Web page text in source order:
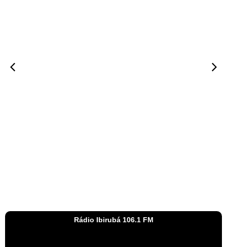
Rádio Ibirubá 106.1 FM